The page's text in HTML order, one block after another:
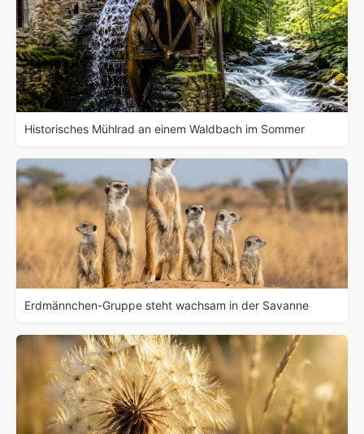
Historisches Mühlrad an einem Waldbach im Sommer
Erdmännchen-Gruppe steht wachsam in der Savanne